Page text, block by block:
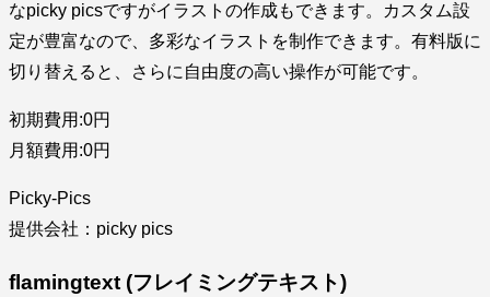
なpicky picsですがイラストの作成もできます。カスタム設
定が豊富なので、多彩なイラストを制作できます。有料版に
切り替えると、さらに自由度の高い操作が可能です。
初期費用:0円
月額費用:0円
Picky-Pics
提供会社：picky pics
flamingtext (フレイミングテキスト)